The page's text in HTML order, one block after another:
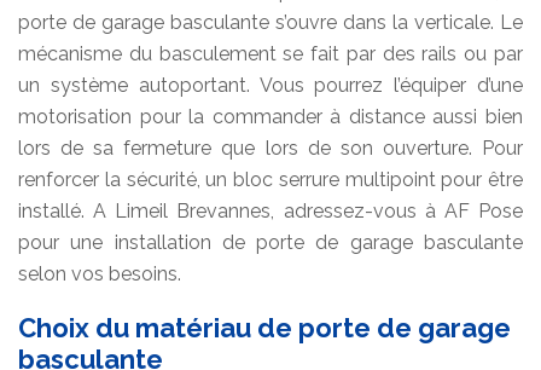
porte de garage basculante s’ouvre dans la verticale. Le
mécanisme du basculement se fait par des rails ou par
un système autoportant. Vous pourrez l’équiper d’une
motorisation pour la commander à distance aussi bien
lors de sa fermeture que lors de son ouverture. Pour
renforcer la sécurité, un bloc serrure multipoint pour être
installé. A Limeil Brevannes, adressez-vous à AF Pose
pour une installation de porte de garage basculante
selon vos besoins.
Choix du matériau de porte de garage
basculante